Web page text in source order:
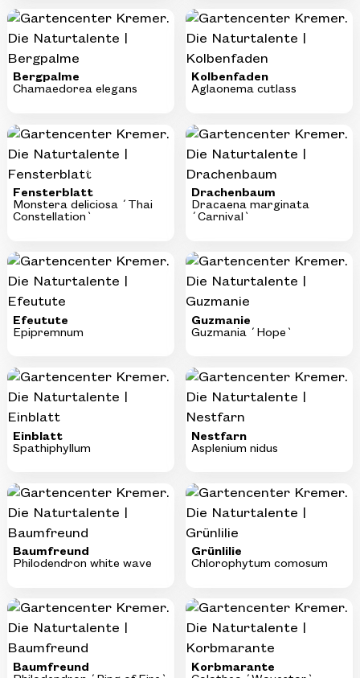
Bergpalme
Chamaedorea elegans
Kolbenfaden
Aglaonema cutlass
KI-generiertes Bild
Fensterblatt
Monstera deliciosa ´Thai
Constellation`
Drachenbaum
Dracaena marginata
´Carnival`
Efeutute
Epipremnum
Guzmanie
Guzmania ´Hope`
Einblatt
Spathiphyllum
Nestfarn
Asplenium nidus
Baumfreund
Philodendron white wave
Grünlilie
Chlorophytum comosum
Baumfreund
Korbmarante